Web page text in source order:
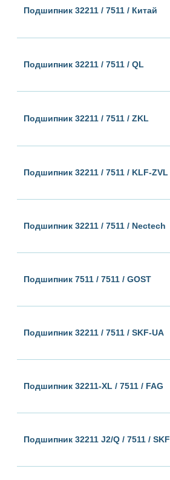
Подшипник 32211 / 7511 / Китай
Подшипник 32211 / 7511 / QL
Подшипник 32211 / 7511 / ZKL
Подшипник 32211 / 7511 / KLF-ZVL
Подшипник 32211 / 7511 / Nectech
Подшипник 7511 / 7511 / GOST
Подшипник 32211 / 7511 / SKF-UA
Подшипник 32211-XL / 7511 / FAG
Подшипник 32211 J2/Q / 7511 / SKF